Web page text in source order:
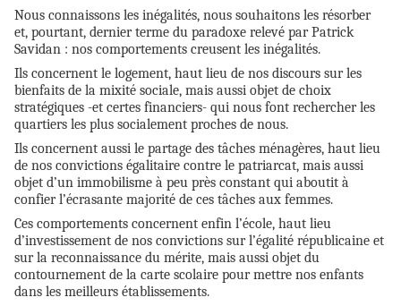
Nous connaissons les inégalités, nous souhaitons les résorber
et, pourtant, dernier terme du paradoxe relevé par Patrick
Savidan : nos comportements creusent les inégalités.
Ils concernent le logement, haut lieu de nos discours sur les
bienfaits de la mixité sociale, mais aussi objet de choix
stratégiques -et certes financiers- qui nous font rechercher les
quartiers les plus socialement proches de nous.
Ils concernent aussi le partage des tâches ménagères, haut lieu
de nos convictions égalitaire contre le patriarcat, mais aussi
objet d’un immobilisme à peu près constant qui aboutit à
confier l’écrasante majorité de ces tâches aux femmes.
Ces comportements concernent enfin l’école, haut lieu
d’investissement de nos convictions sur l’égalité républicaine et
sur la reconnaissance du mérite, mais aussi objet du
contournement de la carte scolaire pour mettre nos enfants
dans les meilleurs établissements.